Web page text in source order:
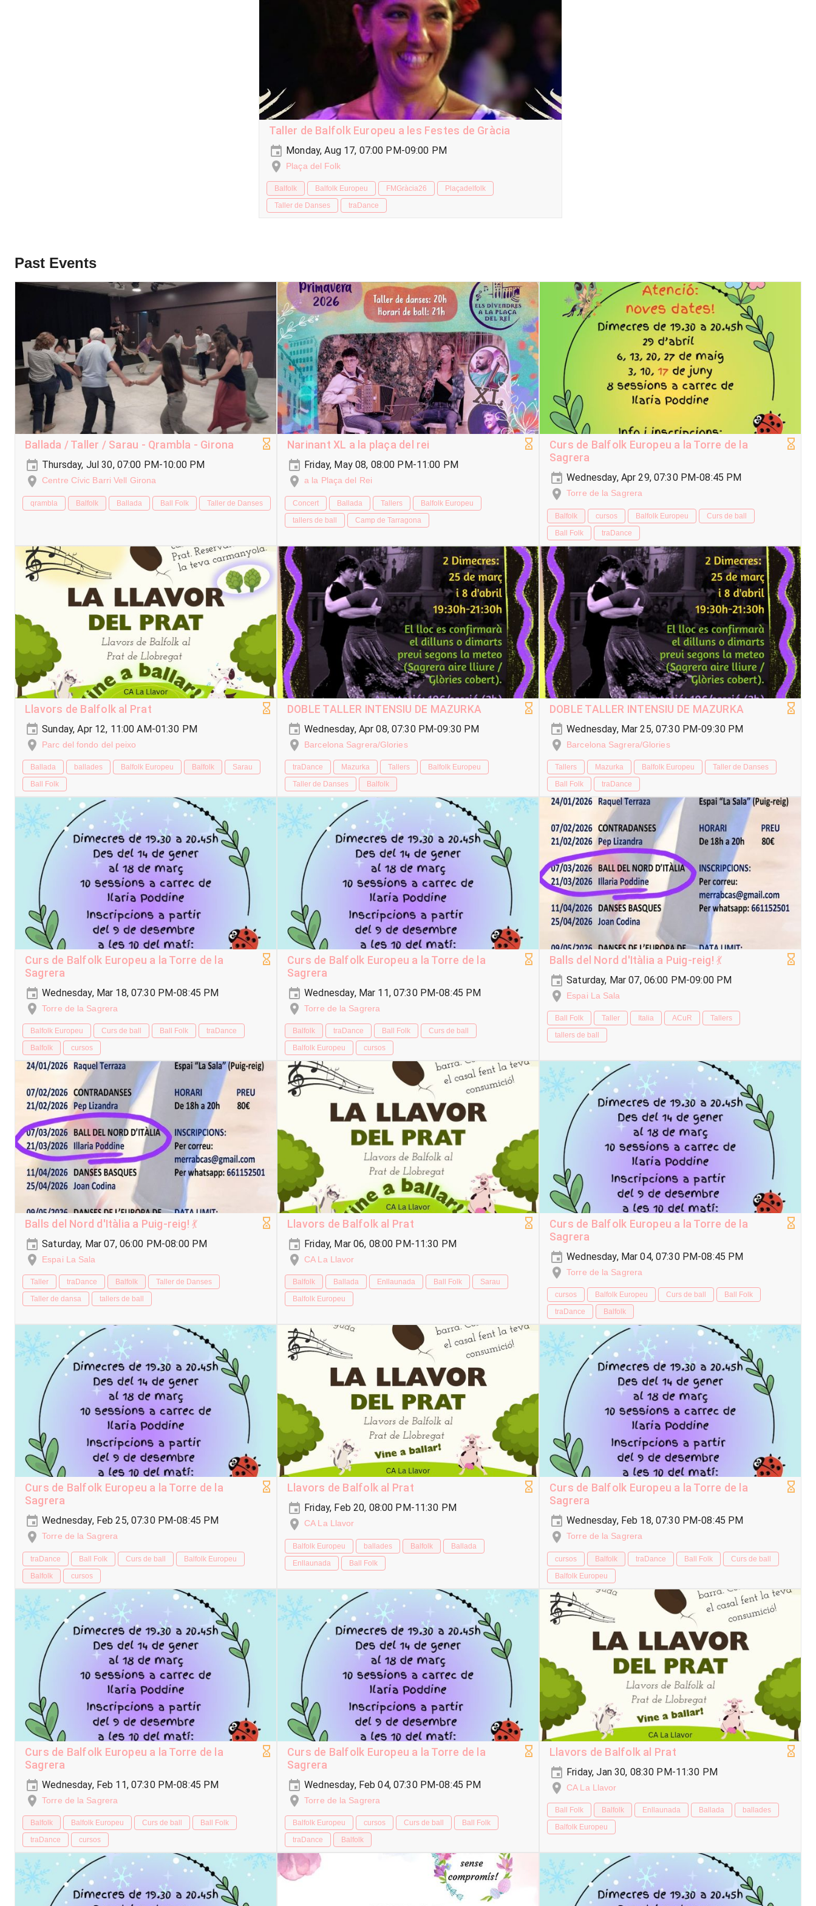
Taller de Balfolk Europeu a les Festes de Gràcia
Monday, Aug 17, 07:00 PM-09:00 PM
Plaça del Folk
Balfolk Balfolk Europeu FMGràcia26
Plaçadelfolk
Taller de Danses
traDance
Past Events
Ballada / Taller / Sarau - Qrambla - Girona
Thursday, Jul 30, 07:00 PM-10:00 PM
Centre Cívic Barri Vell Girona
qrambla Balfolk Ballada Ball Folk Taller de Danses
Narinant XL a la plaça del rei
Friday, May 08, 08:00 PM-11:00 PM
a la Plaça del Rei
Concert Ballada Tallers
Balfolk Europeu
tallers de ball
Camp de Tarragona
Curs de Balfolk Europeu a la Torre de la
Sagrera
Wednesday, Apr 29, 07:30 PM-08:45 PM
Torre de la Sagrera
Balfolk cursos Balfolk Europeu
Curs de ball
Ball Folk
traDance
Llavors de Balfolk al Prat
Sunday, Apr 12, 11:00 AM-01:30 PM
Parc del fondo del peixo
Ballada ballades Balfolk Europeu Balfolk
Sarau
Ball Folk
DOBLE TALLER INTENSIU DE MAZURKA
Wednesday, Apr 08, 07:30 PM-09:30 PM
Barcelona Sagrera/Glories
traDance Mazurka Tallers
Balfolk Europeu
Taller de Danses
Balfolk
DOBLE TALLER INTENSIU DE MAZURKA
Wednesday, Mar 25, 07:30 PM-09:30 PM
Barcelona Sagrera/Glories
Tallers Mazurka Balfolk Europeu
Taller de Danses
Ball Folk
traDance
Curs de Balfolk Europeu a la Torre de la
Sagrera
Wednesday, Mar 18, 07:30 PM-08:45 PM
Torre de la Sagrera
Balfolk Europeu Curs de ball Ball Folk
traDance
Balfolk
cursos
Curs de Balfolk Europeu a la Torre de la
Sagrera
Wednesday, Mar 11, 07:30 PM-08:45 PM
Torre de la Sagrera
Balfolk traDance Ball Folk
Curs de ball
Balfolk Europeu
cursos
Balls del Nord d'Itàlia a Puig-reig! 💃
Saturday, Mar 07, 06:00 PM-09:00 PM
Espai La Sala
Ball Folk Taller Italia ACuR
Tallers
tallers de ball
Balls del Nord d'Itàlia a Puig-reig! 💃
Saturday, Mar 07, 06:00 PM-08:00 PM
Espai La Sala
Taller traDance Balfolk
Taller de Danses
Taller de dansa
tallers de ball
Llavors de Balfolk al Prat
Friday, Mar 06, 08:00 PM-11:30 PM
CA La Llavor
Balfolk Ballada Enllaunada Ball Folk
Sarau
Balfolk Europeu
Curs de Balfolk Europeu a la Torre de la
Sagrera
Wednesday, Mar 04, 07:30 PM-08:45 PM
Torre de la Sagrera
cursos Balfolk Europeu Curs de ball
Ball Folk
traDance
Balfolk
Curs de Balfolk Europeu a la Torre de la
Sagrera
Wednesday, Feb 25, 07:30 PM-08:45 PM
Torre de la Sagrera
traDance Ball Folk Curs de ball
Balfolk Europeu
Balfolk
cursos
Llavors de Balfolk al Prat
Friday, Feb 20, 08:00 PM-11:30 PM
CA La Llavor
Balfolk Europeu ballades Balfolk
Ballada
Enllaunada
Ball Folk
Curs de Balfolk Europeu a la Torre de la
Sagrera
Wednesday, Feb 18, 07:30 PM-08:45 PM
Torre de la Sagrera
cursos Balfolk traDance Ball Folk
Curs de ball
Balfolk Europeu
Curs de Balfolk Europeu a la Torre de la
Sagrera
Wednesday, Feb 11, 07:30 PM-08:45 PM
Torre de la Sagrera
Balfolk Balfolk Europeu Curs de ball
Ball Folk
traDance
cursos
Curs de Balfolk Europeu a la Torre de la
Sagrera
Wednesday, Feb 04, 07:30 PM-08:45 PM
Torre de la Sagrera
Balfolk Europeu cursos Curs de ball
Ball Folk
traDance
Balfolk
Llavors de Balfolk al Prat
Friday, Jan 30, 08:30 PM-11:30 PM
CA La Llavor
Ball Folk Balfolk Enllaunada Ballada
ballades
Balfolk Europeu